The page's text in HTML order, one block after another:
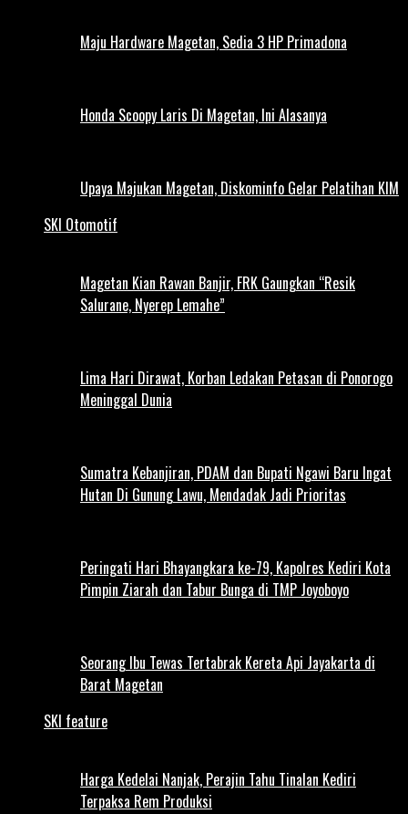
Maju Hardware Magetan, Sedia 3 HP Primadona
Honda Scoopy Laris Di Magetan, Ini Alasanya
Upaya Majukan Magetan, Diskominfo Gelar Pelatihan KIM
SKI Otomotif
Magetan Kian Rawan Banjir, FRK Gaungkan “Resik
Salurane, Nyerep Lemahe”
Lima Hari Dirawat, Korban Ledakan Petasan di Ponorogo
Meninggal Dunia
Sumatra Kebanjiran, PDAM dan Bupati Ngawi Baru Ingat
Hutan Di Gunung Lawu, Mendadak Jadi Prioritas
Peringati Hari Bhayangkara ke-79, Kapolres Kediri Kota
Pimpin Ziarah dan Tabur Bunga di TMP Joyoboyo
Seorang Ibu Tewas Tertabrak Kereta Api Jayakarta di
Barat Magetan
SKI feature
Harga Kedelai Nanjak, Perajin Tahu Tinalan Kediri
Terpaksa Rem Produksi